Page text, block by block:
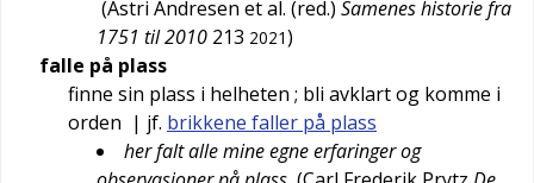
(Astri Andresen et al. (red.) Samenes historie fra
1751 til 2010 213 2021)
falle på plass
finne sin plass i helheten ; bli avklart og komme i
orden | jf. brikkene faller på plass
her falt alle mine egne erfaringer og